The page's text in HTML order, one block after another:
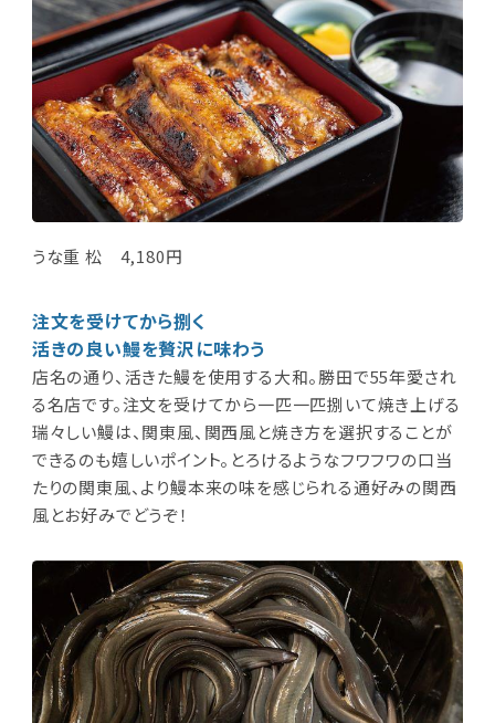
うな重 松 4,180円
注文を受けてから捌く
活きの良い鰻を贅沢に味わう
店名の通り、活きた鰻を使用する大和。勝田で55年愛され
る名店です。注文を受けてから一匹一匹捌いて焼き上げる
瑞々しい鰻は、関東風、関西風と焼き方を選択することが
できるのも嬉しいポイント。とろけるようなフワフワの口当
たりの関東風、より鰻本来の味を感じられる通好みの関西
風とお好みでどうぞ！